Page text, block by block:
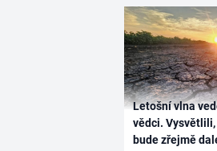
Letošní vlna
vědci.
bude zřejmě